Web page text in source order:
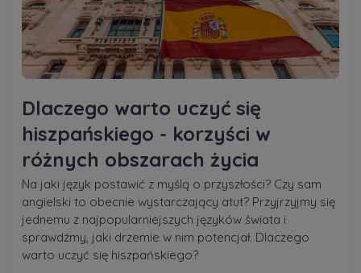
Dlaczego warto uczyć się
hiszpańskiego - korzyści w
różnych obszarach życia
Na jaki język postawić z myślą o przyszłości? Czy sam
angielski to obecnie wystarczający atut? Przyjrzyjmy się
jednemu z najpopularniejszych języków świata i
sprawdźmy, jaki drzemie w nim potencjał. Dlaczego
warto uczyć się hiszpańskiego?